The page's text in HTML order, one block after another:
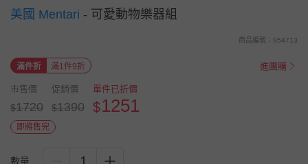
美國 Mentari - 可愛動物樂器組
商品編號：954713
滿件折 滿1件9折 進團購
市售價
$1720
促銷價
$1390
單件已折價
$1251
即將售完
數量